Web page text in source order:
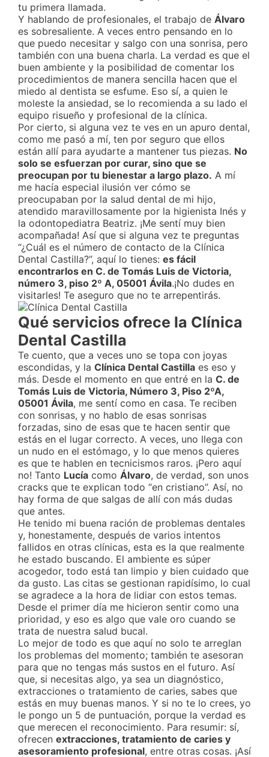
tu primera llamada.
Y hablando de profesionales, el trabajo de Álvaro
es sobresaliente. A veces entro pensando en lo
que puedo necesitar y salgo con una sonrisa, pero
también con una buena charla. La verdad es que el
buen ambiente y la posibilidad de comentar los
procedimientos de manera sencilla hacen que el
miedo al dentista se esfume. Eso sí, a quien le
moleste la ansiedad, se lo recomienda a su lado el
equipo risueño y profesional de la clínica.
Por cierto, si alguna vez te ves en un apuro dental,
como me pasó a mí, ten por seguro que ellos
están allí para ayudarte a mantener tus piezas. No
solo se esfuerzan por curar, sino que se
preocupan por tu bienestar a largo plazo. A mí
me hacía especial ilusión ver cómo se
preocupaban por la salud dental de mi hijo,
atendido maravillosamente por la higienista Inés y
la odontopediatra Beatriz. ¡Me sentí muy bien
acompañada! Así que si alguna vez te preguntas
“¿Cuál es el número de contacto de la Clínica
Dental Castilla?”, aquí lo tienes: es fácil
encontrarlos en C. de Tomás Luis de Victoria,
número 3, piso 2º A, 05001 Ávila.¡No dudes en
visitarles! Te aseguro que no te arrepentirás.
Qué servicios ofrece la Clínica
Dental Castilla
Te cuento, que a veces uno se topa con joyas
escondidas, y la Clínica Dental Castilla es eso y
más. Desde el momento en que entré en la C. de
Tomás Luis de Victoria, Número 3, Piso 2ºA,
05001 Ávila, me sentí como en casa. Te reciben
con sonrisas, y no hablo de esas sonrisas
forzadas, sino de esas que te hacen sentir que
estás en el lugar correcto. A veces, uno llega con
un nudo en el estómago, y lo que menos quieres
es que te hablen en tecnicismos raros. ¡Pero aquí
no! Tanto Lucía como Álvaro, de verdad, son unos
cracks que te explican todo “en cristiano”. Así, no
hay forma de que salgas de allí con más dudas
que antes.
He tenido mi buena ración de problemas dentales
y, honestamente, después de varios intentos
fallidos en otras clínicas, esta es la que realmente
he estado buscando. El ambiente es súper
acogedor, todo está tan limpio y bien cuidado que
da gusto. Las citas se gestionan rapidísimo, lo cual
se agradece a la hora de lidiar con estos temas.
Desde el primer día me hicieron sentir como una
prioridad, y eso es algo que vale oro cuando se
trata de nuestra salud bucal.
Lo mejor de todo es que aquí no solo te arreglan
los problemas del momento; también te asesoran
para que no tengas más sustos en el futuro. Así
que, si necesitas algo, ya sea un diagnóstico,
extracciones o tratamiento de caries, sabes que
estás en muy buenas manos. Y si no te lo crees, yo
le pongo un 5 de puntuación, porque la verdad es
que merecen el reconocimiento. Para resumir: sí,
ofrecen extracciones, tratamiento de caries y
asesoramiento profesional, entre otras cosas. ¡Así